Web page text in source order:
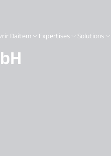
Daitem Expertises Solutions